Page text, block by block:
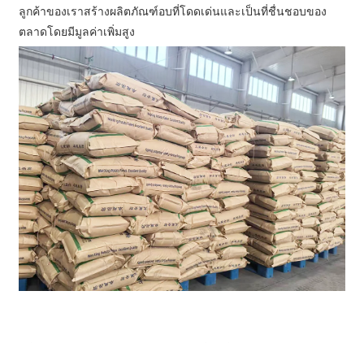
ลูกค้าของเราสร้างผลิตภัณฑ์อบที่โดดเด่นและเป็นที่ชื่นชอบของ
ตลาดโดยมีมูลค่าเพิ่มสูง